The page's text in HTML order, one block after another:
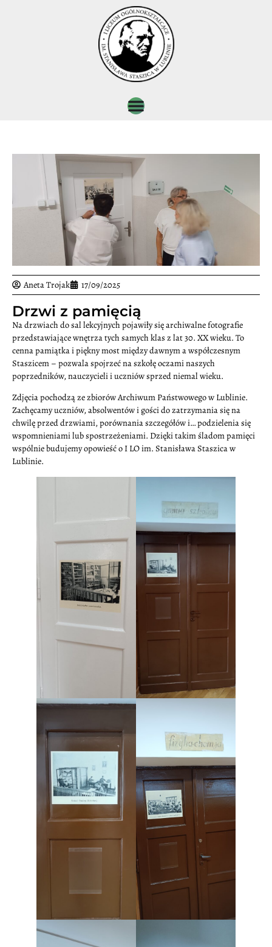
Aneta Trojak 17/09/2025
Drzwi z pamięcią
Na drzwiach do sal lekcyjnych pojawiły się archiwalne fotografie
przedstawiające wnętrza tych samych klas z lat 30. XX wieku. To
cenna pamiątka i piękny most między dawnym a współczesnym
Staszicem – pozwala spojrzeć na szkołę oczami naszych
poprzedników, nauczycieli i uczniów sprzed niemal wieku.
Zdjęcia pochodzą ze zbiorów Archiwum Państwowego w Lublinie.
Zachęcamy uczniów, absolwentów i gości do zatrzymania się na
chwilę przed drzwiami, porównania szczegółów i… podzielenia się
wspomnieniami lub spostrzeżeniami. Dzięki takim śladom pamięci
wspólnie budujemy opowieść o I LO im. Stanisława Staszica w
Lublinie.